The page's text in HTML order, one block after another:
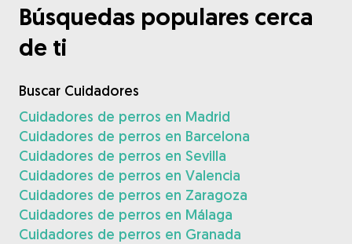
Búsquedas populares cerca
de ti
Buscar Cuidadores
Cuidadores de perros en Madrid
Cuidadores de perros en Barcelona
Cuidadores de perros en Sevilla
Cuidadores de perros en Valencia
Cuidadores de perros en Zaragoza
Cuidadores de perros en Málaga
Cuidadores de perros en Granada